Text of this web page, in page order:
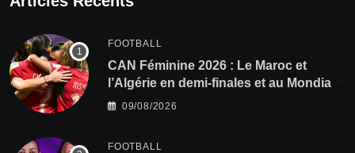
FOOTBALL
CAN Féminine 2026 : Le Maroc et
l’Algérie en demi-finales et au Mondial
2027 !
09/08/2026
FOOTBALL